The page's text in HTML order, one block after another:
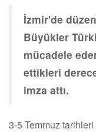
İzmir'de
Büyükler
mücadele
ettikleri
imza attı.
3-5 Temmuz